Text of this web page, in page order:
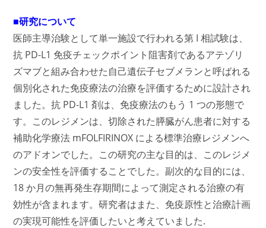
■研究について
医師主導治験として単一施設で行われる第 I 相試験は、
抗 PD-L1 免疫チェックポイント阻害剤であるアテゾリ
ズマブと組み合わせた自己遺伝子セブメランと呼ばれる
個別化された免疫療法の治療を評価するために設計され
ました。抗 PD-L1 剤は、免疫療法のもう 1 つの形態で
す。このレジメンは、切除された膵臓がん患者に対する
補助化学療法 mFOLFIRINOX による標準治療レジメンへ
のアドオンでした。この研究の主な目的は、このレジメ
ンの安全性を評価することでした。副次的な目的には、
18 か月の無再発生存期間によって測定される治療の有
効性が含まれます。研究者はまた、免疫原性と治療計画
の実現可能性を評価したいと考えていました.